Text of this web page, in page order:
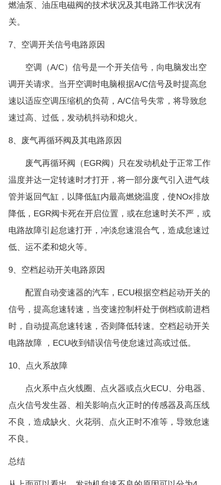
燃油泵、油压电磁阀的技术状况及其电路工作状况有
关。
7、空调开关信号电路原因
空调（A/C）信号是一个开关信号，向电脑发出空
调开关请求。当开空调时电脑根据A/C信号及时提高怠
速以适应空调压缩机的负荷，A/C信号失常，将导致怠
速过高、过低，发动机抖动和熄火。
8、废气再循环阀及其电路原因
废气再循环阀（EGR阀）只在发动机处于正常工作
温度并达一定转速时才打开，将一部分废气引入进气歧
管并返回气缸，以降低缸内最高燃烧温度，使NOx排放
降低，EGR阀卡死在开启位置，或在怠速时关不严，或
电路故障引起怠速打开，冲淡怠速混合气，造成怠速过
低、运不柔和熄火等。
9、空档起动开关电路原因
配置自动变速器的汽车，ECU根据空档起动开关的
信号，提高怠速转速，当变速控制杆处于倒档或前进档
时，自动提高怠速转速，否则降低转速。空档起动开关
电路故障 ，ECU收到错误信号使怠速过高或过低。
10、点火系故障
点火系中点火线圈、点火器或点火ECU、分电器、
点火信号发生器、相关影响点火正时的传感器及高压线
不良，造成缺火、火花弱、点火正时不准等，导致怠速
不良。
总结